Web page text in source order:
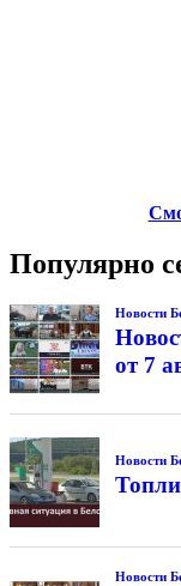
Популярно
Новости
от 7
Новости
Новости